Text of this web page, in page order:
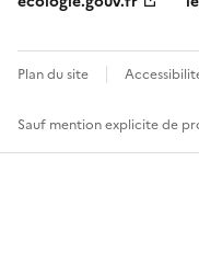
Plan du site
Sauf mention explicite de